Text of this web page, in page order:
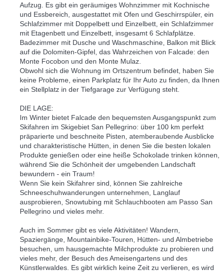
Aufzug. Es gibt ein geräumiges Wohnzimmer mit Kochnische
und Essbereich, ausgestattet mit Ofen und Geschirrspüler, ein
Schlafzimmer mit Doppelbett und Einzelbett, ein Schlafzimmer
mit Etagenbett und Einzelbett, insgesamt 6 Schlafplätze.
Badezimmer mit Dusche und Waschmaschine, Balkon mit Blick
auf die Dolomiten-Gipfel, das Wahrzeichen von Falcade: den
Monte Focobon und den Monte Mulaz.
Obwohl sich die Wohnung im Ortszentrum befindet, haben Sie
keine Probleme, einen Parkplatz für Ihr Auto zu finden, da Ihnen
ein Stellplatz in der Tiefgarage zur Verfügung steht.
DIE LAGE:
Im Winter bietet Falcade den bequemsten Ausgangspunkt zum
Skifahren im Skigebiet San Pellegrino: über 100 km perfekt
präparierte und beschneite Pisten, atemberaubende Ausblicke
und charakteristische Hütten, in denen Sie die besten lokalen
Produkte genießen oder eine heiße Schokolade trinken können,
während Sie die Schönheit der umgebenden Landschaft
bewundern - ein Traum!
Wenn Sie kein Skifahrer sind, können Sie zahlreiche
Schneeschuhwanderungen unternehmen, Langlauf
ausprobieren, Snowtubing mit Schlauchbooten am Passo San
Pellegrino und vieles mehr.
Auch im Sommer gibt es viele Aktivitäten! Wandern,
Spaziergänge, Mountainbike-Touren, Hütten- und Almbetriebe
besuchen, um hausgemachte Milchprodukte zu probieren und
vieles mehr, der Besuch des Ameisengartens und des
Künstlerwaldes. Es gibt wirklich keine Zeit zu verlieren, es wird